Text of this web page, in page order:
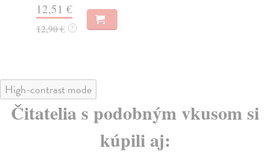
12,51 €
12,90 € ?
High-contrast mode
Čitatelia s podobným vkusom si
kúpili aj: